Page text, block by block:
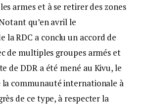
armes et à se retirer des zones
qu’en avril le
la RDC a conclu un accord de
de multiples groupes armés et
de DDR a été mené au Kivu, le
la communauté internationale à
de ce type, à respecter la